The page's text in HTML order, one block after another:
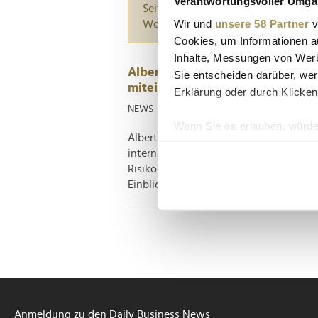
Wir und unsere 58 Partner
Cookies, um Informationen
Inhalte, Messungen von
Sie entscheiden darüber,
Erklärung oder durch
Wenn Sie es erlauben,
Erfahren Sie mehr darüber,
Seiten suchen, die genau diese
Wörter zwischen
Alberto Zamora:
miteinander verbunden"
NEWS
Alberto Zamora ist der Co-Gründer
internationalen Vorreiter in der
Risikomanagement entwickelt haben.
Einblicke in die Entwicklung von
Anmeldung zu den Daily Business News